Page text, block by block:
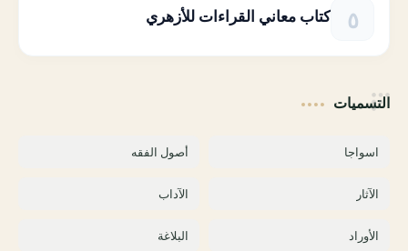
كتاب معاني القراءات للأزهري
التسميات